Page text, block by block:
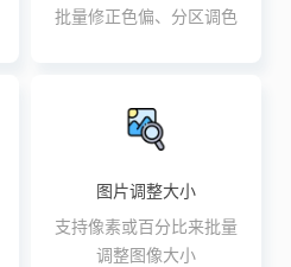
批量修正色偏、分区调色
图片调整大小
支持像素或百分比来批量
调整图像大小